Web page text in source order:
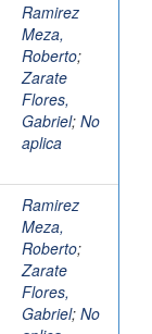
Ramirez
Meza,
Roberto;
Zarate
Flores,
Gabriel; No
aplica
Ramirez
Meza,
Roberto;
Zarate
Flores,
Gabriel; No